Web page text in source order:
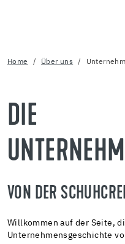
Home Über uns
DIE
VON DER
Willkommen auf der Seite,
Unternehmensgeschichte